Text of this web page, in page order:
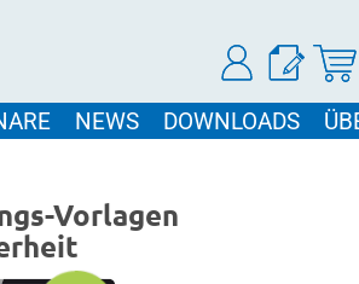
NEWS DOWNLOADS
Vorlagen